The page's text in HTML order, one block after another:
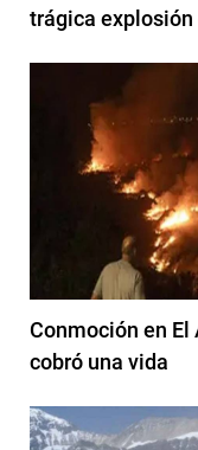
trágica explosión
Conmoción en El
cobró una vida